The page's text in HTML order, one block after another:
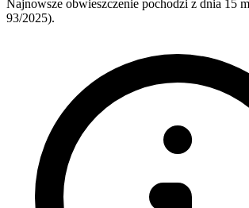
Najnowsze obwieszczenie pochodzi z dnia 15
93/2025).